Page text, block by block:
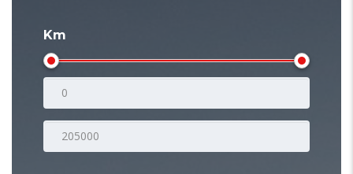
Km